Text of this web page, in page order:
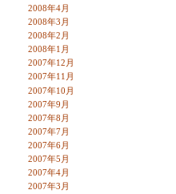
2008年4月
2008年3月
2008年2月
2008年1月
2007年12月
2007年11月
2007年10月
2007年9月
2007年8月
2007年7月
2007年6月
2007年5月
2007年4月
2007年3月